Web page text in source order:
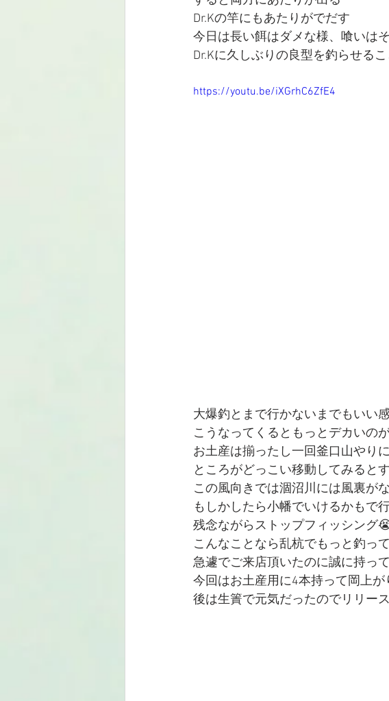
Dr.Kの竿にもあたりがでだす
今日は長い餌はダメな様、喰いは
Dr.Kに久しぶりの良型を釣らせる
https://youtu.be/iXGrhC6ZfE4
大爆釣とまで行かないまでもいい
こうなってくるともっとデカいの
お土産は揃ったし一回釜口山やり
ところがどっこい移動してみると
この風向きでは涸沼川には風裏が
もしかしたら小幡でいけるかもで
残念ながらストップフィッシング
こんなことなら乱杭でもっと釣っ
急遽でご来店頂いたのに誠に持っ
今回はお土産用に4本持って岡上が
後は生簀で元気だったのでリリース